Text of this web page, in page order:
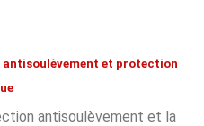
et protection
antisoulèvement et la